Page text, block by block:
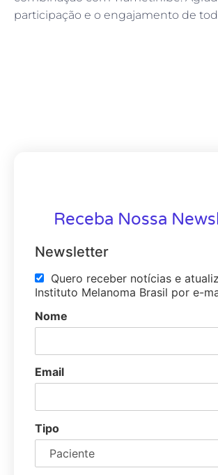
participação e o engajamento de
Receba Nossa
Newsletter
Quero receber notícias e
Instituto Melanoma Brasil por e-
Nome
Email
Tipo